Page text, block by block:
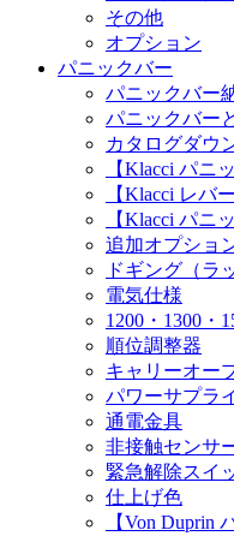
その他
オプション
パニックバー
パニックバー
パニックバー
カタログダウ
【Klacci パニ
【Klacci レバ
【Klacci パニ
追加オプショ
ドギング（ラ
電気仕様
1200・1300・
順位調整器
キャリーオー
パワーサプラ
通電金具
非接触センサ
緊急解除スイ
仕上げ色
【Von Duprin